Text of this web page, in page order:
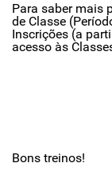
Para saber mais
de Classe
Inscrições (a
acesso às
Bons treinos!